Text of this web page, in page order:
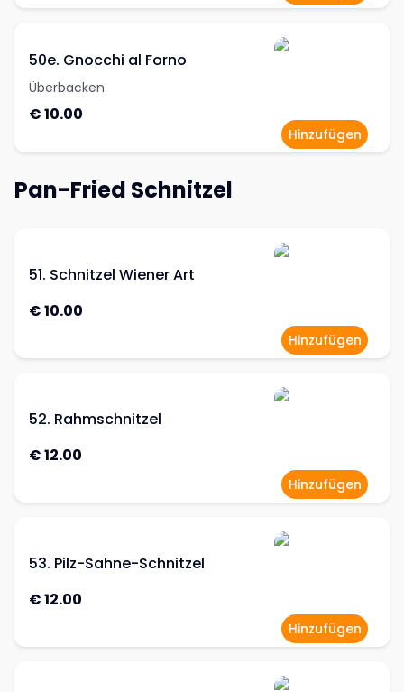
50e. Gnocchi al Forno
Überbacken
€ 10.00
Hinzufügen
Pan-Fried Schnitzel
51. Schnitzel Wiener Art
€ 10.00
Hinzufügen
52. Rahmschnitzel
€ 12.00
Hinzufügen
53. Pilz-Sahne-Schnitzel
€ 12.00
Hinzufügen